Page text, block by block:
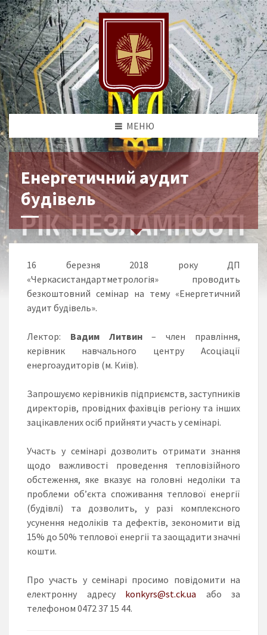
МЕНЮ
Енергетичний аудит
будівель
16 березня 2018 року ДП
«Черкасистандартметрологія» проводить
безкоштовний семінар на тему «Енергетичний
аудит будівель».
Лектор: Вадим Литвин– член правління,
керівник навчального центру Асоціації
енергоаудиторів (м. Київ).
Запрошуємо керівників підприємств, заступників
директорів, провідних фахівців регіону та інших
зацікавлених осіб прийняти участь у семінарі.
Участь у семінарі дозволить отримати знання
щодо важливості проведення тепловізійного
обстеження, яке вказує на головні недоліки та
проблеми об’єкта споживання теплової енергії
(будівлі) та дозволить, у разі комплексного
усунення недоліків та дефектів, зекономити від
15% до 50% теплової енергії та заощадити значні
кошти.
Про участь у семінарі просимо повідомити на
електронну адресу konkyrs@st.ck.ua або за
телефоном 0472 37 15 44.